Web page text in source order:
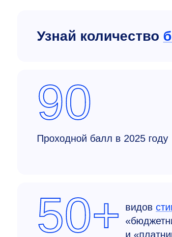
Узнай количество
90
Проходной балл в 2025 году
50+ видов
и